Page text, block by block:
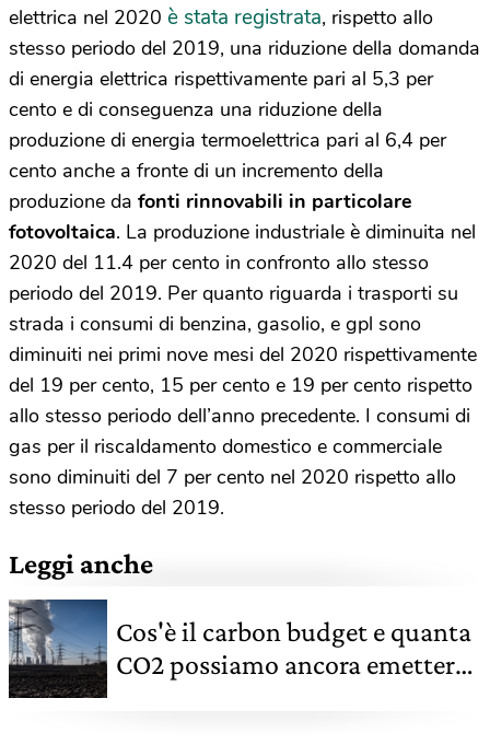
elettrica nel 2020 è stata registrata, rispetto allo
stesso periodo del 2019, una riduzione della domanda
di energia elettrica rispettivamente pari al 5,3 per
cento e di conseguenza una riduzione della
produzione di energia termoelettrica pari al 6,4 per
cento anche a fronte di un incremento della
produzione da fonti rinnovabili in particolare
fotovoltaica. La produzione industriale è diminuita nel
2020 del 11.4 per cento in confronto allo stesso
periodo del 2019. Per quanto riguarda i trasporti su
strada i consumi di benzina, gasolio, e gpl sono
diminuiti nei primi nove mesi del 2020 rispettivamente
del 19 per cento, 15 per cento e 19 per cento rispetto
allo stesso periodo dell’anno precedente. I consumi di
gas per il riscaldamento domestico e commerciale
sono diminuiti del 7 per cento nel 2020 rispetto allo
stesso periodo del 2019.
Leggi anche
Cos'è il carbon budget e quanta
CO2 possiamo ancora emettere